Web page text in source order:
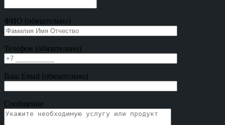
ФИО (обязательно)
Телефон (обязательно)
Ваш Email (обязательно)
Сообщение